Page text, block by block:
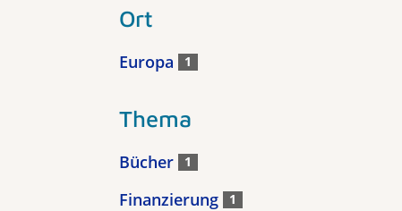
Ort
Europa 1
Thema
Bücher 1
Finanzierung 1